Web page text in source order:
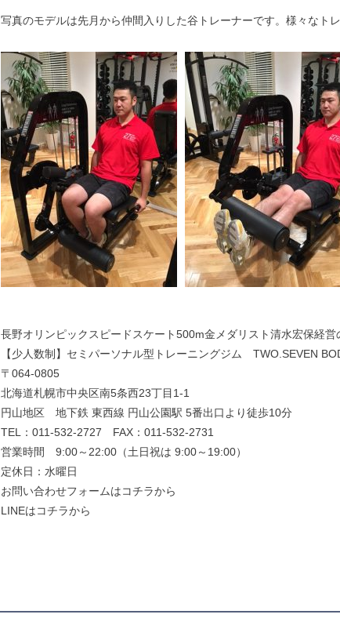
写真のモデルは先月から仲間入りした谷トレーナーです。様々なト
長野オリンピックスピードスケート500m金メダリスト清水宏保経
【少人数制】セミパーソナル型トレーニングジム TWO.SEVEN
〒064-0805
北海道札幌市中央区南5条西23丁目1-1
円山地区 地下鉄 東西線 円山公園駅 5番出口より徒歩10分
TEL：011-532-2727 FAX：011-532-2731
営業時間 9:00～22:00（土日祝は 9:00～19:00）
定休日：水曜日
お問い合わせフォームはコチラから
LINEはコチラから